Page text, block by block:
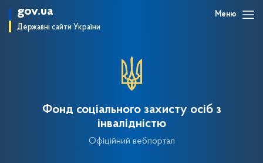
gov.ua
Державні сайти України
Меню
Фонд соціального захисту осіб з
інвалідністю
Офіційний вебпортал